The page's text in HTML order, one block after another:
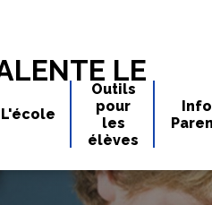
LE
L'école
Outils
pour
les
élèves